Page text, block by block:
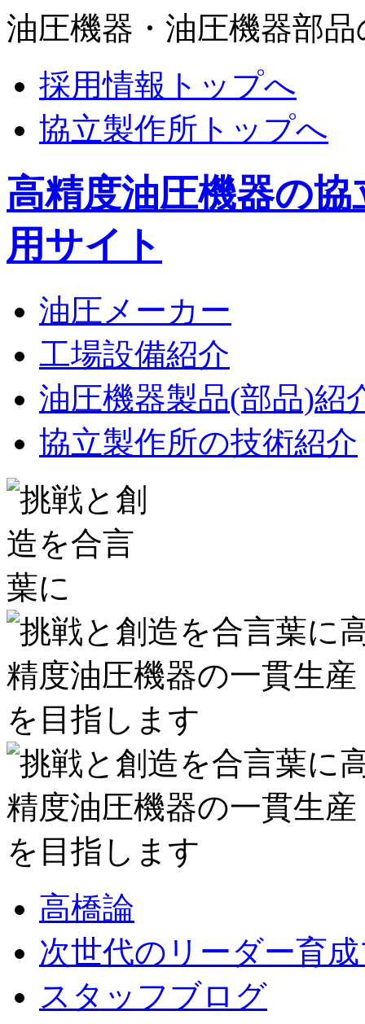
油圧機器・油圧機器部
採用情報トップへ
協立製作所トップへ
高精度油圧機器の
用サイト
油圧メーカー
工場設備紹介
油圧機器製品(部品)紹
協立製作所の技術紹介
高橋論
次世代のリーダー育
スタッフブログ